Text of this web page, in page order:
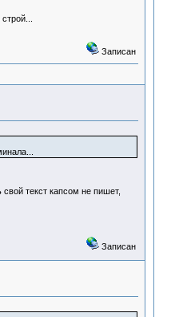
Записан
текст капсом не пишет,
Записан